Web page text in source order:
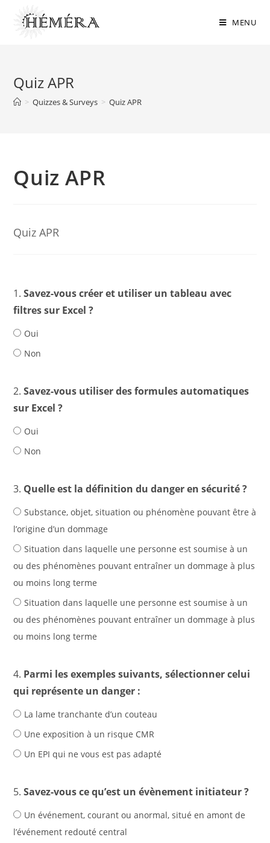
MENU
Quiz APR
> Quizzes & Surveys > Quiz APR
Quiz APR
Quiz APR
1.Savez-vous créer et utiliser un tableau avec
filtres sur Excel ?
Oui
Non
2.Savez-vous utiliser des formules automatiques
sur Excel ?
Oui
Non
3. Quelle est la définition du danger en sécurité ?
Substance, objet, situation ou phénomène pouvant être à
l’origine d’un dommage
Situation dans laquelle une personne est soumise à un
ou des phénomènes pouvant entraîner un dommage à plus
ou moins long terme
Situation dans laquelle une personne est soumise à un
ou des phénomènes pouvant entraîner un dommage à plus
ou moins long terme
4. Parmi les exemples suivants, sélectionner celui
qui représente un danger :
La lame tranchante d’un couteau
Une exposition à un risque CMR
Un EPI qui ne vous est pas adapté
5.Savez-vous ce qu’est un évènement initiateur ?
Un événement, courant ou anormal, situé en amont de
l’événement redouté central